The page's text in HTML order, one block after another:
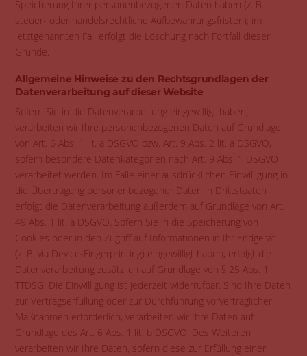
Speicherung Ihrer personenbezogenen Daten haben (z. B.
steuer- oder handelsrechtliche Aufbewahrungsfristen); im
letztgenannten Fall erfolgt die Löschung nach Fortfall dieser
Gründe.
Allgemeine Hinweise zu den Rechtsgrundlagen der
Datenverarbeitung auf dieser Website
Sofern Sie in die Datenverarbeitung eingewilligt haben,
verarbeiten wir Ihre personenbezogenen Daten auf Grundlage
von Art. 6 Abs. 1 lit. a DSGVO bzw. Art. 9 Abs. 2 lit. a DSGVO,
sofern besondere Datenkategorien nach Art. 9 Abs. 1 DSGVO
verarbeitet werden. Im Falle einer ausdrücklichen Einwilligung in
die Übertragung personenbezogener Daten in Drittstaaten
erfolgt die Datenverarbeitung außerdem auf Grundlage von Art.
49 Abs. 1 lit. a DSGVO. Sofern Sie in die Speicherung von
Cookies oder in den Zugriff auf Informationen in Ihr Endgerät
(z. B. via Device-Fingerprinting) eingewilligt haben, erfolgt die
Datenverarbeitung zusätzlich auf Grundlage von § 25 Abs. 1
TTDSG. Die Einwilligung ist jederzeit widerrufbar. Sind Ihre Daten
zur Vertragserfüllung oder zur Durchführung vorvertraglicher
Maßnahmen erforderlich, verarbeiten wir Ihre Daten auf
Grundlage des Art. 6 Abs. 1 lit. b DSGVO. Des Weiteren
verarbeiten wir Ihre Daten, sofern diese zur Erfüllung einer